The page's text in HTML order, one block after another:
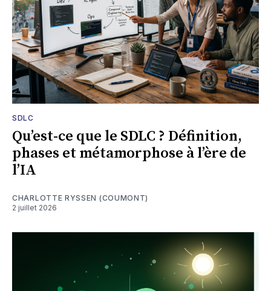
SDLC
Qu’est-ce que le SDLC ? Définition,
phases et métamorphose à l’ère de
l’IA
CHARLOTTE RYSSEN (COUMONT)
2 juillet 2026